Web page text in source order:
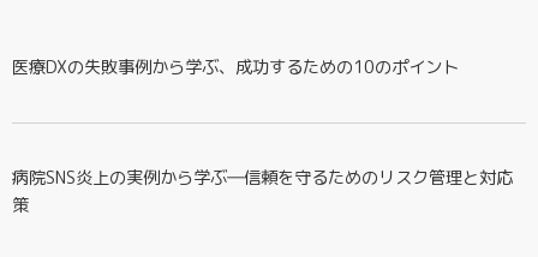
医療DXの失敗事例から学ぶ、成功するための10のポイント
病院SNS炎上の実例から学ぶ―信頼を守るためのリスク管理と対応
策